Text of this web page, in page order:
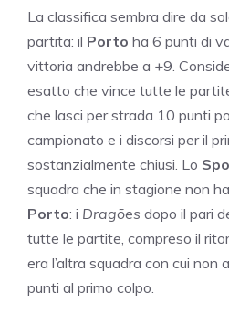
La classifica sembra dire da
partita: il Porto ha 6 punti di
vittoria andrebbe a +9.
esatto che vince tutte le
che lasci per strada 10 punti
campionato e i discorsi per il
sostanzialmente chiusi. Lo
squadra che in stagione non
Porto: i Dragões dopo il pari
tutte le partite, compreso il
era l’altra squadra con cui
punti al primo colpo.